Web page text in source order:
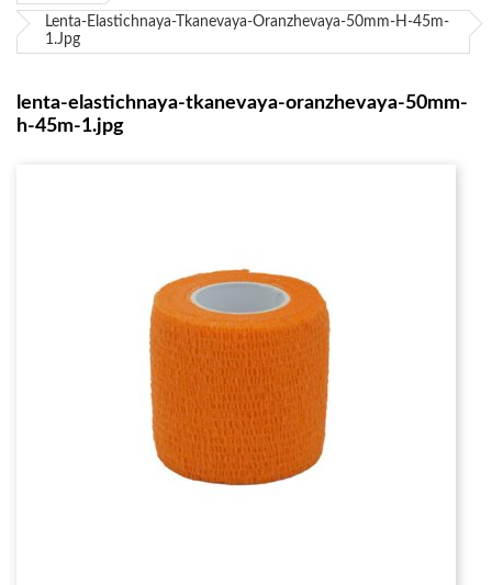
Lenta-Elastichnaya-Tkanevaya-Oranzhevaya-50mm-H-45m-
1.jpg
lenta-elastichnaya-tkanevaya-oranzhevaya-50mm-
h-45m-1.jpg